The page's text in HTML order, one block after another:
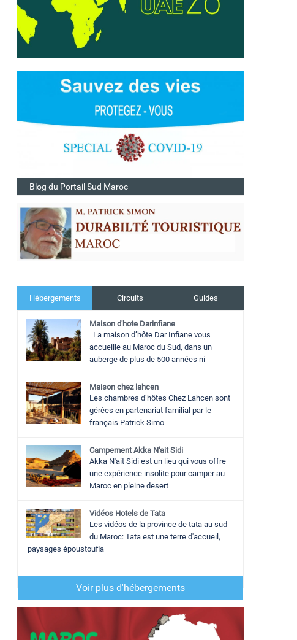
Blog du Portail Sud Maroc
Hébergements Circuits Guides
Maison d'hote Darinfiane
La maison d’hôte Dar Infiane vous
accueille au Maroc du Sud, dans un
auberge de plus de 500 années ni
Maison chez lahcen
Les chambres d’hôtes Chez Lahcen sont
gérées en partenariat familial par le
français Patrick Simo
Campement Akka N'ait Sidi
Akka N'ait Sidi est un lieu qui vous offre
une expérience insolite pour camper au
Maroc en pleine desert
Vidéos Hotels de Tata
Les vidéos de la province de tata au sud
du Maroc: Tata est une terre d'accueil,
paysages époustoufla
Voir plus d'hébergements